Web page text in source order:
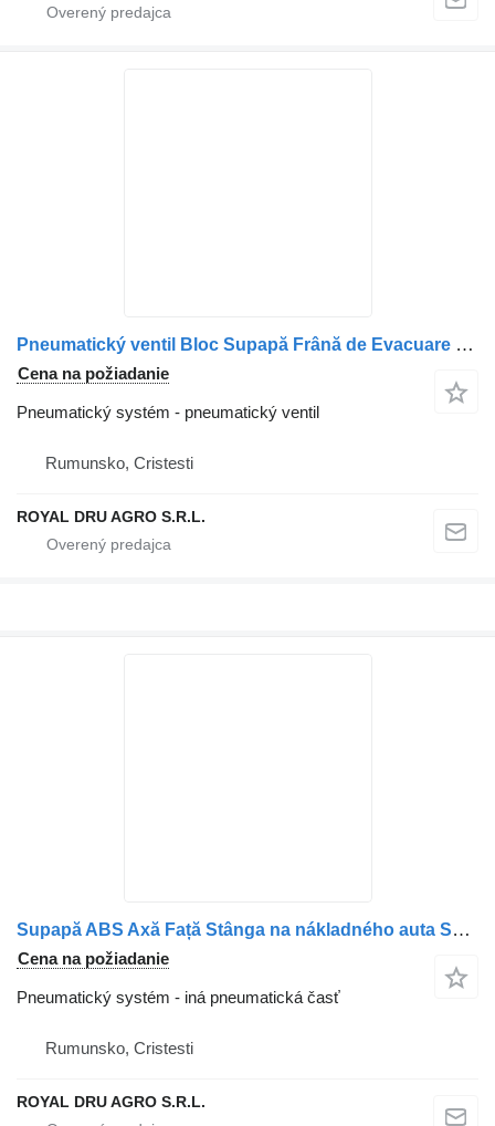
Pneumatický ventil Bloc Supapă Frână de Evacuare na nákladného auta Scania (Coduri: 1756046, 1856309, 2021084, 1542139, 1470486, 1740093, 1746260, 2326643, 2020482)
Cena na požiadanie
Pneumatický systém - pneumatický ventil
Rumunsko, Cristesti
ROYAL DRU AGRO S.R.L.
Supapă ABS Axă Față Stânga na nákladného auta Scania – Coduri: 1307040, 1376793, 1518589
Cena na požiadanie
Pneumatický systém - iná pneumatická časť
Rumunsko, Cristesti
ROYAL DRU AGRO S.R.L.